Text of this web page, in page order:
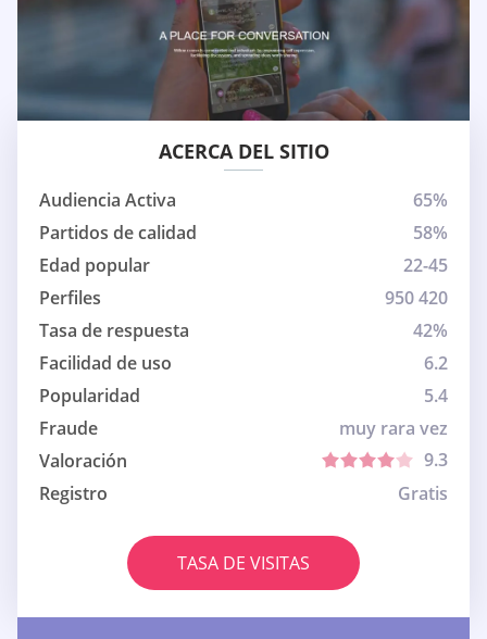
ACERCA DEL SITIO
Audiencia Activa
65%
Partidos de calidad
58%
Edad popular
22-45
Perfiles
950 420
Tasa de respuesta
42%
Facilidad de uso
6.2
Popularidad
5.4
Fraude
muy rara vez
Valoración
9.3
Registro
Gratis
TASA DE VISITAS